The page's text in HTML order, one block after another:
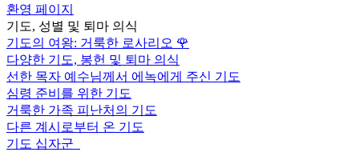
환영 페이지
기도, 성별 및 퇴마 의식
기도의 여왕: 거룩한 로사리오 🌹
다양한 기도, 봉헌 및 퇴마 의식
선한 목자 예수님께서 에녹에게 주신 기도
심령 준비를 위한 기도
거룩한 가족 피난처의 기도
다른 계시로부터 온 기도
기도 십자군